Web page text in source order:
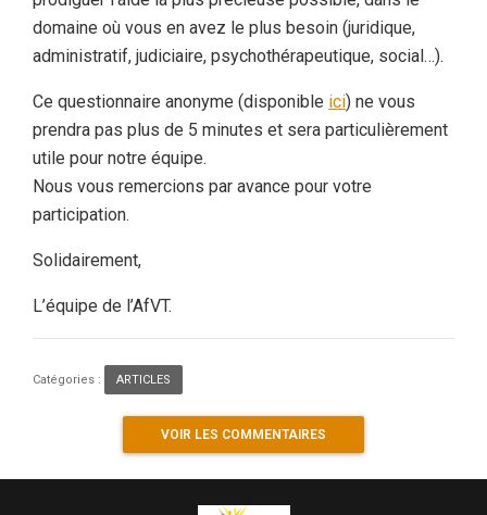
domaine où vous en avez le plus besoin (juridique,
administratif, judiciaire, psychothérapeutique, social…).
Ce questionnaire anonyme (disponible ici) ne vous
prendra pas plus de 5 minutes et sera particulièrement
utile pour notre équipe.
Nous vous remercions par avance pour votre
participation.
Solidairement,
L’équipe de l’AfVT.
Catégories : ARTICLES
VOIR LES COMMENTAIRES